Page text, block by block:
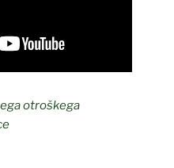
otroškega